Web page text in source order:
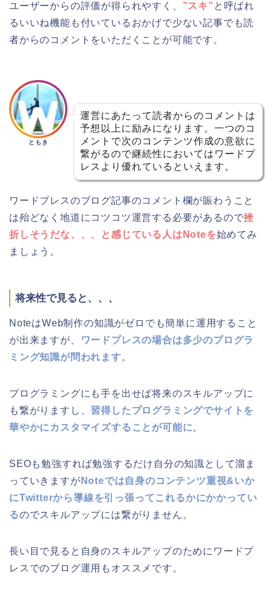
ユーザーからの評価が得られやすく、 ”スキ” と呼ばれ
るいいね機能も付いているおかげで少ない記事でも読
者からのコメントをいただくことが可能です。
ともき
運営にあたって読者からのコメントは
予想以上に励みになります。一つのコ
メントで次のコンテンツ作成の意欲に
繋がるので継続性においてはワードプ
レスより優れているといえます。
ワードプレスのブログ記事のコメント欄が賑わうこと
は殆どなく地道にコツコツ運営する必要があるので挫
折しそうだな、、、と感じている人はNoteを始めてみ
ましょう。
将来性で見ると、、、
NoteはWeb制作の知識がゼロでも簡単に運用すること
が出来ますが、
ワードプレスの場合は多少のプログラ
ミング知識が問われます。
プログラミングにも手を出せば将来のスキルアップに
も繋がりますし、 習得したプログラミングでサイトを
華やかにカスタマイズすることが可能に。
SEOも勉強すれば勉強するだけ自分の知識として溜ま
っていきますが Noteでは自身のコンテンツ重視&いか
にTwitterから導線を引っ張ってこれるかにかかってい
るのでスキルアップには繋がりません。
長い目で見ると自身のスキルアップのためにワードプ
レスでのブログ運用もオススメです。